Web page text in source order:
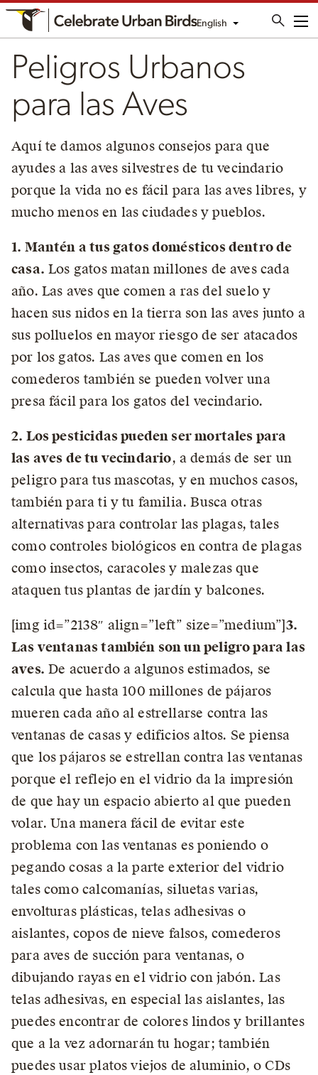
English
Peligros Urbanos
para las Aves
Aquí te damos algunos consejos para que
ayudes a las aves silvestres de tu vecindario
porque la vida no es fácil para las aves libres, y
mucho menos en las ciudades y pueblos.
1. Mantén a tus gatos domésticos dentro de
casa. Los gatos matan millones de aves cada
año. Las aves que comen a ras del suelo y
hacen sus nidos en la tierra son las aves junto a
sus polluelos en mayor riesgo de ser atacados
por los gatos. Las aves que comen en los
comederos también se pueden volver una
presa fácil para los gatos del vecindario.
2. Los pesticidas pueden ser mortales para
las aves de tu vecindario, a demás de ser un
peligro para tus mascotas, y en muchos casos,
también para ti y tu familia. Busca otras
alternativas para controlar las plagas, tales
como controles biológicos en contra de plagas
como insectos, caracoles y malezas que
ataquen tus plantas de jardín y balcones.
[img id=”2138″ align=”left” size=”medium”]3.
Las ventanas también son un peligro para las
aves. De acuerdo a algunos estimados, se
calcula que hasta 100 millones de pájaros
mueren cada año al estrellarse contra las
ventanas de casas y edificios altos. Se piensa
que los pájaros se estrellan contra las ventanas
porque el reflejo en el vidrio da la impresión
de que hay un espacio abierto al que pueden
volar. Una manera fácil de evitar este
problema con las ventanas es poniendo o
pegando cosas a la parte exterior del vidrio
tales como calcomanías, siluetas varias,
envolturas plásticas, telas adhesivas o
aislantes, copos de nieve falsos, comederos
para aves de succión para ventanas, o
dibujando rayas en el vidrio con jabón. Las
telas adhesivas, en especial las aislantes, las
puedes encontrar de colores lindos y brillantes
que a la vez adornarán tu hogar; también
puedes usar platos viejos de aluminio, o CDs